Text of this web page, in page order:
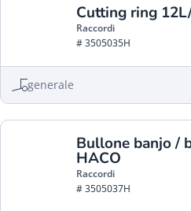
Cutting ring
Raccordi
# 3505035H
generale
Bullone banjo /
HACO
Raccordi
# 3505037H